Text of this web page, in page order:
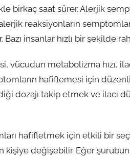
birkaç saat sürer. Alerjik
reaksiyonların
insanlar hızlı bir şekilde
vücudun metabolizma hızı,
hafiflemesi için
dozajı takip etmek ve ilacı
hafifletmek için etkili bir
değişebilir. Eğer